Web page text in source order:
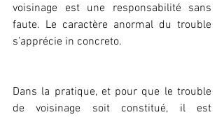
voisinage est une responsabilité sans
faute. Le caractère anormal du trouble
s’apprécie in concreto.
Dans la pratique, et pour que le trouble
de voisinage soit constitué, il est